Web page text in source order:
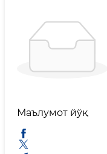
Маълумот йўқ